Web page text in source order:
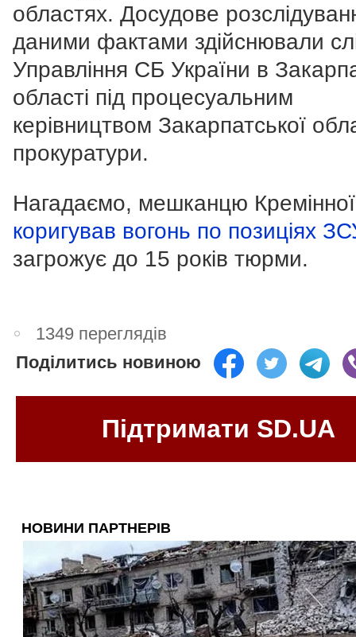
областях. Досудове
даними фактами здійснювали
Управління СБ України в
області під процесуальним
керівництвом Закарпатської
прокуратури.
Нагадаємо, мешканцю
коригував вогонь по позиціях
загрожує до 15 років тюрми.
1349 переглядів
Поділитись новиною
Підтримати SD.UA